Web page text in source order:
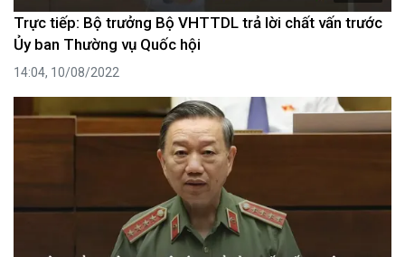
Trực tiếp: Bộ trưởng Bộ VHTTDL trả lời chất vấn trước
Ủy ban Thường vụ Quốc hội
14:04, 10/08/2022